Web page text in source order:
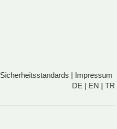
Sicherheitsstandards
Impressum
DE| EN TR